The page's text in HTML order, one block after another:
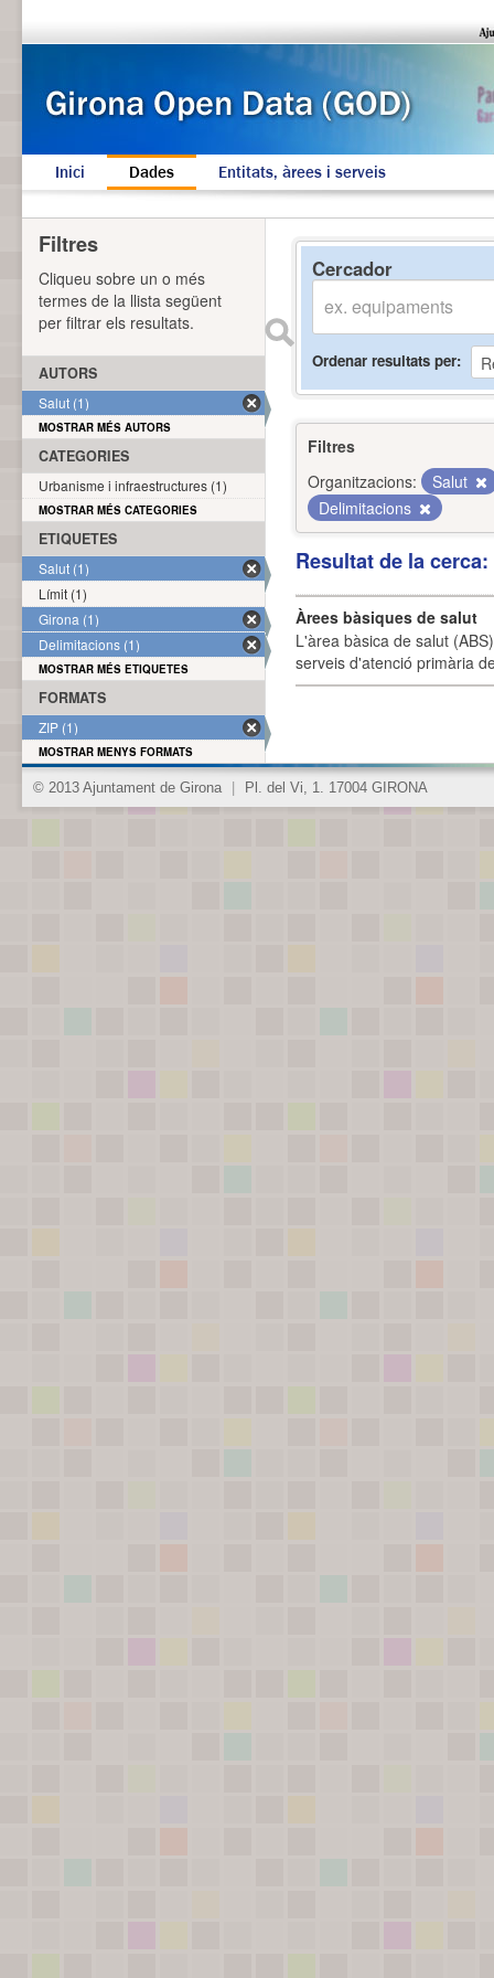
Inici Dades Entitats, àrees i serveis
Cercador
Ordenar resultats per
Filtres
Organitzacions:
Salut
Delimitacions
Resultat de la
Àrees bàsiques de salut
L'àrea bàsica de salut
serveis d'atenció primària
Filtres
Cliqueu sobre un o més
termes de la llista següent
per filtrar els resultats.
AUTORS
Salut (1)
MOSTRAR MÉS AUTORS
CATEGORIES
Urbanisme i infraestructures (1)
MOSTRAR MÉS CATEGORIES
ETIQUETES
Salut (1)
Límit (1)
Girona (1)
Delimitacions (1)
MOSTRAR MÉS ETIQUETES
FORMATS
ZIP (1)
MOSTRAR MENYS FORMATS
© 2013 Ajuntament de Girona Pl. del Vi, 1. 17004 GIRONA